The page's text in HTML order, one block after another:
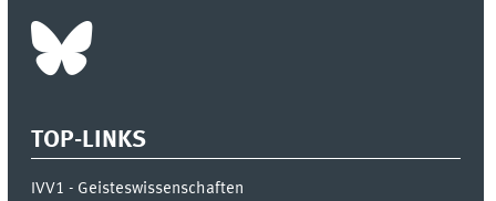
TOP-LINKS
IVV1 - Geisteswissenschaften